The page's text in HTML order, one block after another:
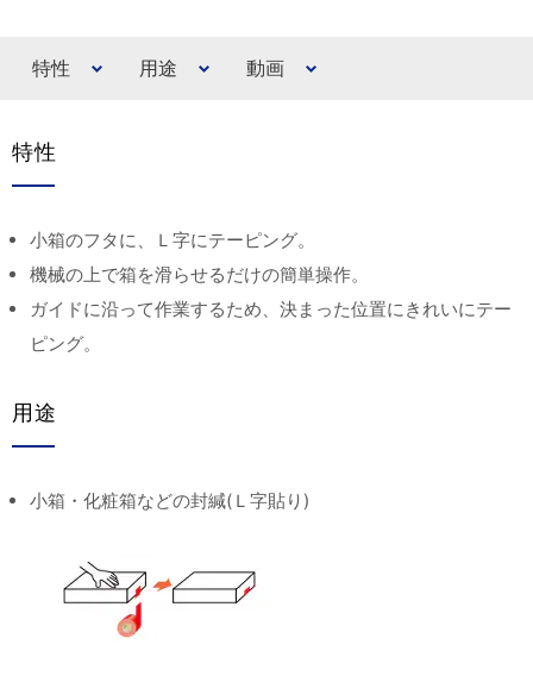
特性 用途 動画
特性
小箱のフタに、Ｌ字にテーピング。
機械の上で箱を滑らせるだけの簡単操作。
ガイドに沿って作業するため、決まった位置にきれいにテー
ピング。
用途
小箱・化粧箱などの封緘(Ｌ字貼り)